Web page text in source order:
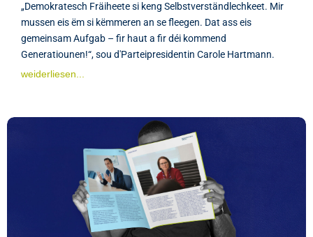
„Demokratesch Fräiheete si keng Selbstverständlechkeet. Mir
mussen eis ëm si këmmeren an se fleegen. Dat ass eis
gemeinsam Aufgab – fir haut a fir déi kommend
Generatiounen!“, sou d'Parteipresidentin Carole Hartmann.
weiderliesen...